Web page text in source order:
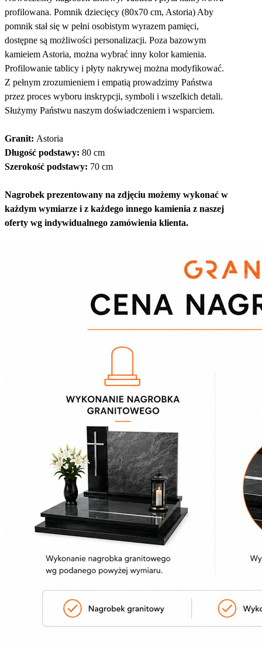
profilowana. Pomnik dziecięcy (80x70 cm, Astoria) Aby
pomnik stał się w pełni osobistym wyrazem pamięci,
dostępne są możliwości personalizacji. Poza bazowym
kamieiem Astoria, można wybrać inny kolor kamienia.
Profilowanie tablicy i płyty nakrywej można modyfikować.
Z pełnym zrozumieniem i empatią prowadzimy Państwa
przez proces wyboru inskrypcji, symboli i wszelkich detali.
Służymy Państwu naszym doświadczeniem i wsparciem.
Granit: Astoria
Długość podstawy: 80 cm
Szerokość podstawy: 70 cm
Nagrobek prezentowany na zdjęciu możemy wykonać w
każdym wymiarze i z każdego innego kamienia z naszej
oferty wg indywidualnego zamówienia klienta.